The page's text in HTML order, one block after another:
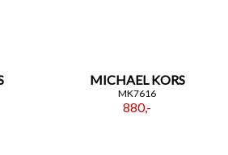
MICHAEL KORS
MK7616
880,-